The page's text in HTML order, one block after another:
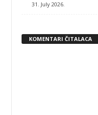
31. July 2026.
KOMENTARI ČITALACA